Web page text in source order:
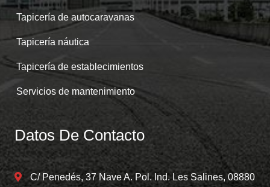
Tapicería de autocaravanas
Tapicería náutica
Tapicería de establecimientos
Servicios de mantenimiento
Datos De Contacto
C/ Penedés, 37 Nave A. Pol. Ind. Les Salines, 08880